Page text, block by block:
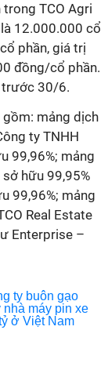
TCO Agri
12.000.000 cổ
phần, giá trị
đồng/cổ phần.
trước 30/6.
mảng dịch
ty TNHH
99,96%; mảng
hữu 99,95%
99,96%; mảng
Real Estate
Enterprise –